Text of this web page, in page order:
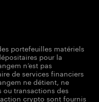
portefeuilles matériels
pour la
n’est pas
de services financiers
ne détient, ne
transactions des
crypto sont fournis